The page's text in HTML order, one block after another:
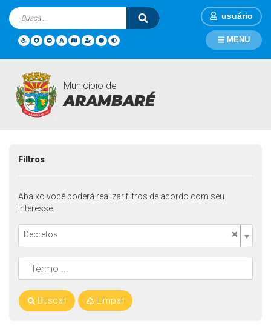
usuário
Município de
ARAMBARÉ
MENU
Legislações
Filtros
Abaixo você poderá realizar filtros de acordo com seu
interesse.
×
Decretos
Buscar Limpar